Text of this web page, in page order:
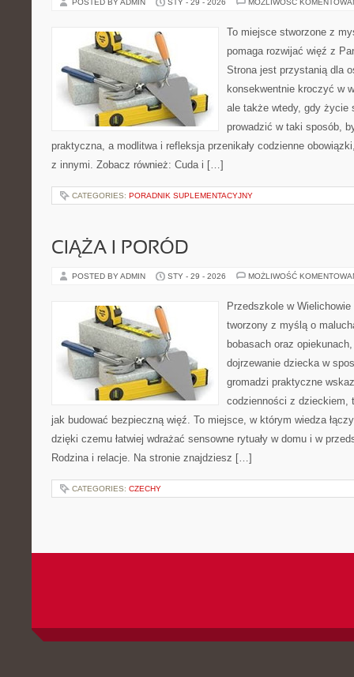
POSTED BY ADMIN STY - 29 - 2026 MOŻLIWOŚĆ
To miejsce stworzone z
pomaga rozwijać więź z
Strona jest przystanią dla
konsekwentnie kroczyć w
ale także wtedy, gdy życie
prowadzić w taki sposób,
praktyczna, a modlitwa i refleksja przenikały codzienne
z innymi. Zobacz również: Cuda i […]
CATEGORIES: PORADNIK SUPLEMENTACYJNY
CIĄŻA I PORÓD
POSTED BY ADMIN STY - 29 - 2026 MOŻLIWOŚĆ
Przedszkole w
tworzony z myślą o
bobasach oraz
dojrzewanie dziecka w
gromadzi praktyczne
codzienności z dzieckiem,
jak budować bezpieczną więź. To miejsce, w którym wiedza
dzięki czemu łatwiej wdrażać sensowne rytuały w domu i w
Rodzina i relacje. Na stronie znajdziesz […]
CATEGORIES: CZECHY